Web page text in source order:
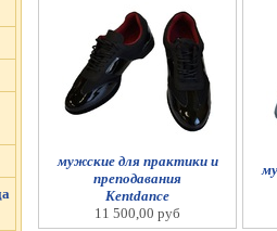
мужские для практики и
преподавания
Kentdance
11 500,00 руб